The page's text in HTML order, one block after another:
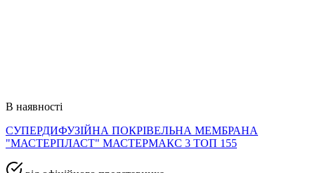
В наявності
СУПЕРДИФУЗІЙНА ПОКРІВЕЛЬНА МЕМБРАНА
"МАСТЕРПЛАСТ" МАСТЕРМАКС 3 ТОП 155